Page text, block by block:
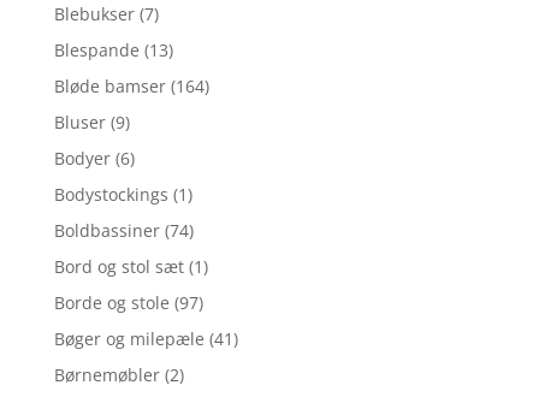
Blebukser (7)
Blespande (13)
Bløde bamser (164)
Bluser (9)
Bodyer (6)
Bodystockings (1)
Boldbassiner (74)
Bord og stol sæt (1)
Borde og stole (97)
Bøger og milepæle (41)
Børnemøbler (2)